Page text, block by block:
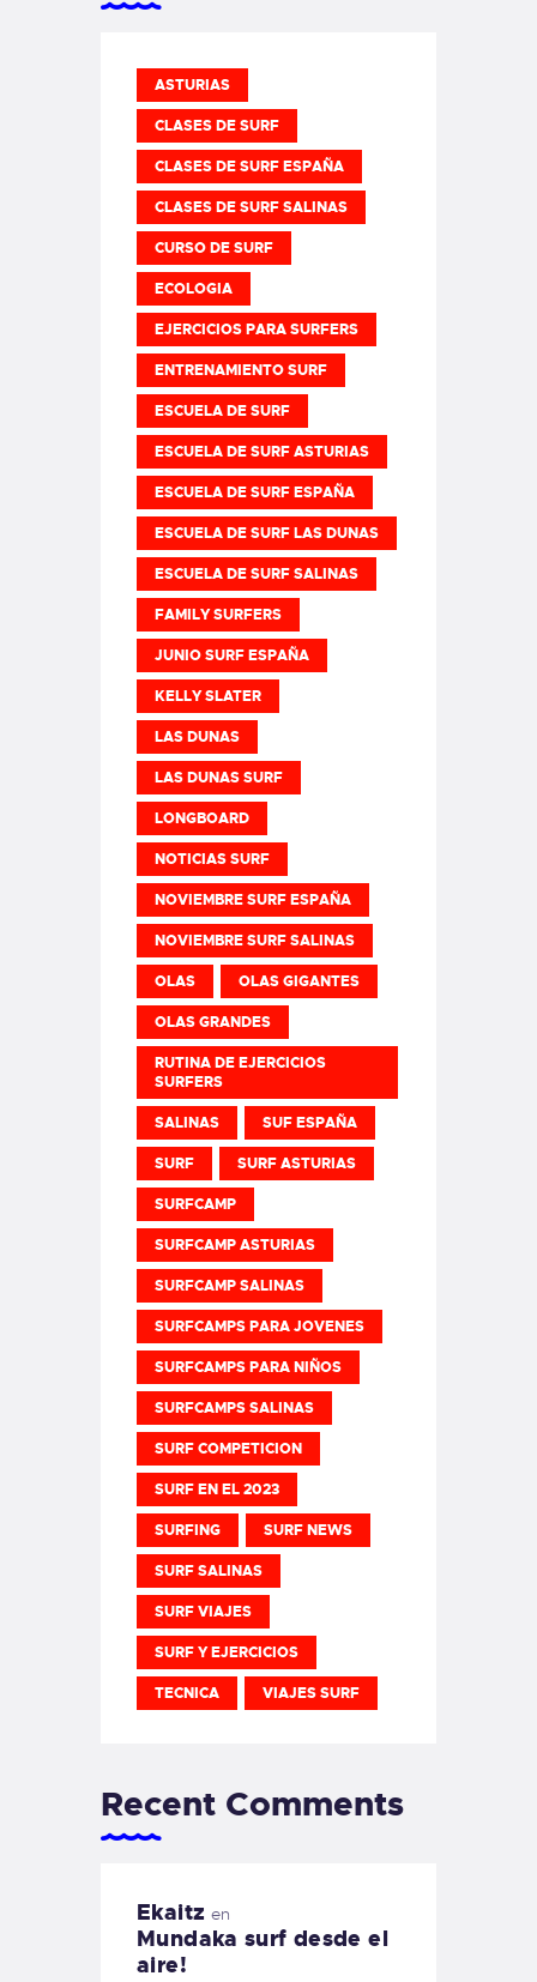
ASTURIAS
CLASES DE SURF
CLASES DE SURF ESPAÑA
CLASES DE SURF SALINAS
CURSO DE SURF
ECOLOGIA
EJERCICIOS PARA SURFERS
ENTRENAMIENTO SURF
ESCUELA DE SURF
ESCUELA DE SURF ASTURIAS
ESCUELA DE SURF ESPAÑA
ESCUELA DE SURF LAS DUNAS
ESCUELA DE SURF SALINAS
FAMILY SURFERS
JUNIO SURF ESPAÑA
KELLY SLATER
LAS DUNAS
LAS DUNAS SURF
LONGBOARD
NOTICIAS SURF
NOVIEMBRE SURF ESPAÑA
NOVIEMBRE SURF SALINAS
OLAS OLAS GIGANTES
OLAS GRANDES
RUTINA DE EJERCICIOS
SURFERS
SALINAS SUF ESPAÑA
SURF SURF ASTURIAS
SURFCAMP
SURFCAMP ASTURIAS
SURFCAMP SALINAS
SURFCAMPS PARA JOVENES
SURFCAMPS PARA NIÑOS
SURFCAMPS SALINAS
SURF COMPETICION
SURF EN EL 2023
SURFING SURF NEWS
SURF SALINAS
SURF VIAJES
SURF Y EJERCICIOS
TECNICA VIAJES SURF
Recent Comments
Ekaitz en
Mundaka surf desde el
aire!